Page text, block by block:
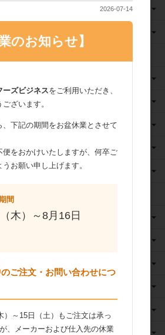
2026-07-14
のお知らせ】
ーズビジネスをご利用いただき、
ざいます。
、下記の期間をお盆休業とさせて
便をおかけいたしますが、何卒ご
お願い申し上げます。
間
木）～8月16日
ご注文・お問い合わせにつ
）～15日（土）もご注文は承っ
、メーカーおよび仕入先の休業